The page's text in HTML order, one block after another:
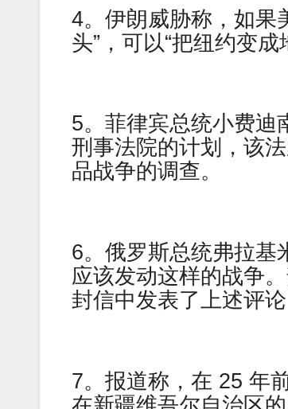
4。伊朗威胁称，如果
头”，可以“把纽约变成
5。菲律宾总统小费迪
刑事法院的计划，该
品战争的调查。
6。俄罗斯总统弗拉基
应该发动这样的战争
封信中发表了上述评
7。报道称，在 25 年